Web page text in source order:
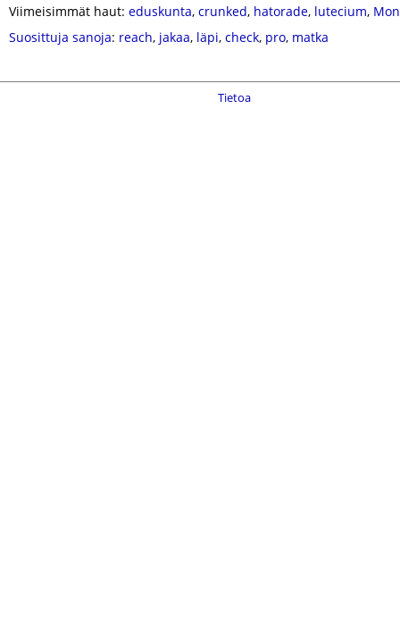
Viimeisimmät haut: eduskunta, crunked, hatorade, lutecium,
Suosittuja sanoja: reach, jakaa, läpi, check, pro, matka
Tietoa